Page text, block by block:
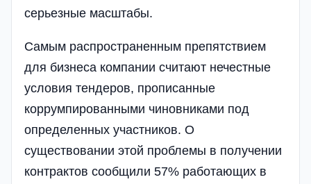
серьезные масштабы.
Самым распространенным препятствием
для бизнеса компании считают нечестные
условия тендеров, прописанные
коррумпированными чиновниками под
определенных участников. О
существовании этой проблемы в получении
контрактов сообщили 57% работающих в